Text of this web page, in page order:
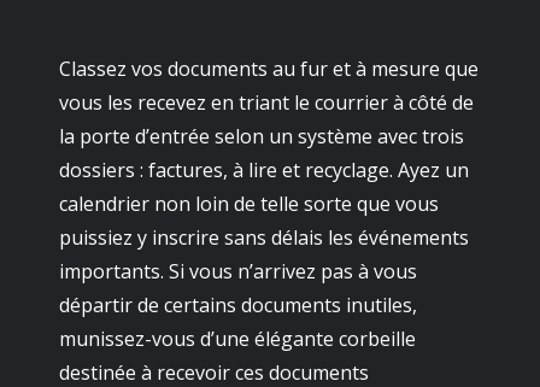
Classez vos documents au fur et à mesure que
vous les recevez en triant le courrier à côté de
la porte d’entrée selon un système avec trois
dossiers : factures, à lire et recyclage. Ayez un
calendrier non loin de telle sorte que vous
puissiez y inscrire sans délais les événements
importants. Si vous n’arrivez pas à vous
départir de certains documents inutiles,
munissez-vous d’une élégante corbeille
destinée à recevoir ces documents